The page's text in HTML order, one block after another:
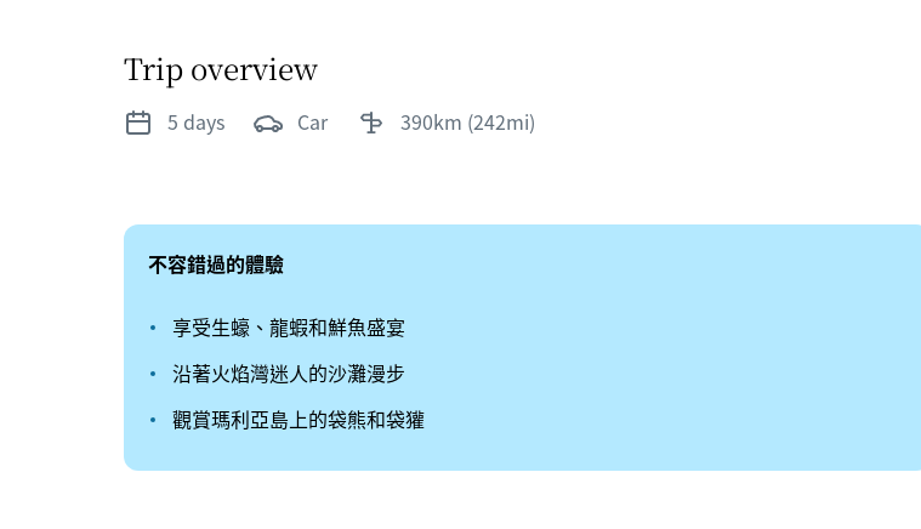
Trip overview
5 days car 390km (242mi)
不容錯過的體驗
享受生蠔、龍蝦和鮮魚盛宴
沿著火焰灣迷人的沙灘漫步
觀賞瑪利亞島上的袋熊和袋獾